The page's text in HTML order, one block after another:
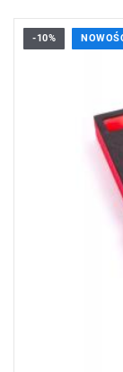
-10%